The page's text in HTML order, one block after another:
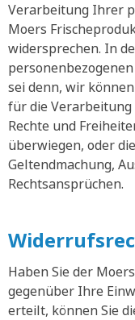
Verarbeitung Ihrer
Moers
widersprechen. In
sei denn, wir
für die Verarbeitung
Rechte und
überwiegen, oder
Geltendmachung,
Rechtsansprüchen.
Haben Sie der
gegenüber Ihre
erteilt, können Sie